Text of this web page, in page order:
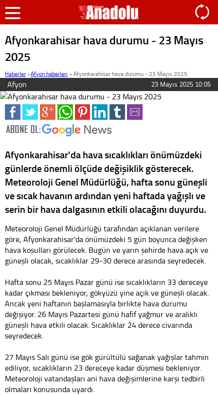
Afyonkarahisar hava durumu - 23 Mayıs
2025
Haberler >Afyon haberleri »Afyonkarahisar hava durumu - 23 Mayıs 2025
Afyon 23 Mayıs 2025 10:05
Afyonkarahisar'da hava sıcaklıkları önümüzdeki
günlerde önemli ölçüde değişiklik gösterecek.
Meteoroloji Genel Müdürlüğü, hafta sonu güneşli
ve sıcak havanın ardından yeni haftada yağışlı ve
serin bir hava dalgasının etkili olacağını duyurdu.
Meteoroloji Genel Müdürlüğü tarafından açıklanan verilere
göre, Afyonkarahisar'da önümüzdeki 5 gün boyunca değişken
hava koşulları görülecek. Bugün ve yarın şehirde hava açık ve
güneşli olacak, sıcaklıklar 29-30 derece arasında seyredecek.
Hafta sonu 25 Mayıs Pazar günü ise sıcaklıkların 33 dereceye
kadar çıkması bekleniyor, gökyüzü yine açık ve güneşli olacak.
Ancak yeni haftanın başlamasıyla birlikte hava durumu
değişiyor. 26 Mayıs Pazartesi günü hafif yağmur ve aralıklı
güneşli hava etkili olacak. Sıcaklıklar 24 derece civarında
seyredecek.
27 Mayıs Salı günü ise gök gürültülü sağanak yağışlar tahmin
ediliyor, sıcaklıkların 23 dereceye kadar düşmesi bekleniyor.
Meteoroloji vatandaşları ani hava değişimlerine karşı tedbirli
olmaları konusunda uyardı.